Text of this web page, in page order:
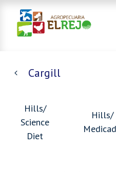
Cargill
Hills/
Science
Diet
Hills/